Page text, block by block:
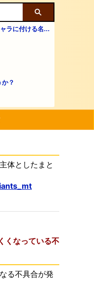
ラに付ける名...
？
体としたまと
なっている不
る不具合が発